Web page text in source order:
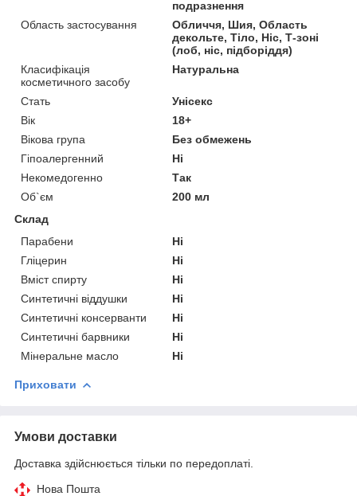
подразнення
Область застосування
Обличчя, Шия, Область
декольте, Тіло, Ніс, Т-зоні
(лоб, ніс, підборіддя)
Класифікація
косметичного засобу
Натуральна
Стать
Унісекс
Вік
18+
Вікова група
Без обмежень
Гіпоалергенний
Ні
Некомедогенно
Так
Об`єм
200 мл
Склад
Парабени
Ні
Гліцерин
Ні
Вміст спирту
Ні
Синтетичні віддушки
Ні
Синтетичні консерванти
Ні
Синтетичні барвники
Ні
Мінеральне масло
Ні
Приховати
Умови доставки
Доставка здійснюється тільки по передоплаті.
Нова Пошта